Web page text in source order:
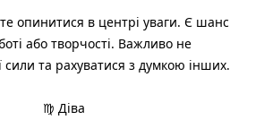
опинитися в центрі уваги. Є шанс
або творчості. Важливо не
сили та рахуватися з думкою інших.
♍ Діва